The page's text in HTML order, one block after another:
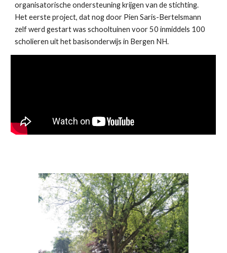
organisatorische ondersteuning krijgen van de stichting.
Het eerste project, dat nog door Pien Saris-Bertelsmann
zelf werd gestart was schooltuinen voor 50 inmiddels 100
scholieren uit het basisonderwijs in Bergen NH.